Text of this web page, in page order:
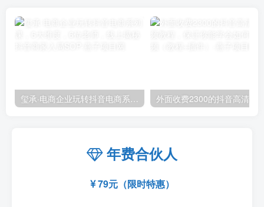
玺承·电商企业玩转抖音电商系列课，6大维度，6位老师，线上揭秘抖音商家入局SOP
年费合伙人
79元（限时特惠）